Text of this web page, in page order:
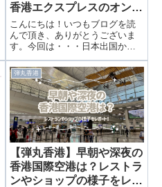
香港エクスプレスのオンラ
インチェックイン方法も紹
介！
こんにちは！いつもブログを読
んで頂き、ありがとうございま
す。今回は・・・日本出国から
香港入国までをレポート！香港
エクスプレスのオンラインチェ
ックイン方法も紹介！前回は荷
物のパッキングなどを紹介しま
した。▶トートバッグ一つで行
く日帰り香港ディ...
弾丸香港
【弾丸香港】早朝や深夜の
香港国際空港は？レストラ
ンやショップの様子をレポ